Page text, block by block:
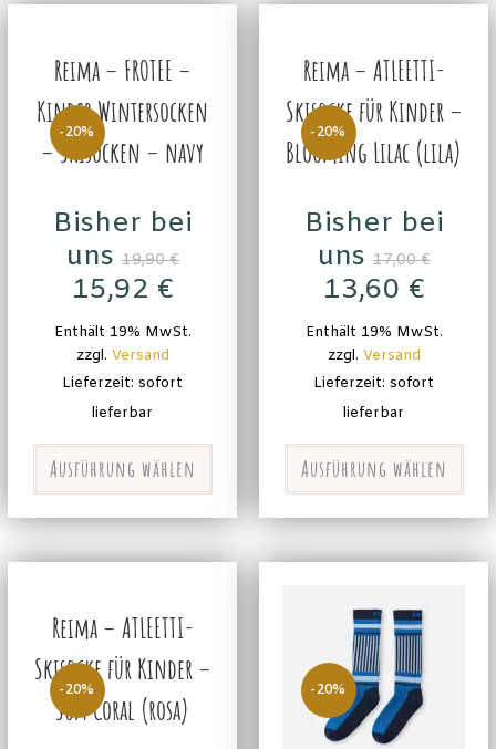
-20%
Reima – FROTEE –
Kinder Wintersocken
– Skisocken – navy
Bisher bei
uns 19,90€
15,92 €
Enthält 19% MwSt.
zzgl. Versand
Lieferzeit: sofort
lieferbar
Ausführung wählen
-20%
Reima – ATLEETTI-
Skisocke für Kinder –
Blooming Lilac (lila)
Bisher bei
uns 17,00€
13,60 €
Enthält 19% MwSt.
zzgl. Versand
Lieferzeit: sofort
lieferbar
Ausführung wählen
-20%
Reima – ATLEETTI-
Skisocke für Kinder –
Soft Coral (rosa)
-20%